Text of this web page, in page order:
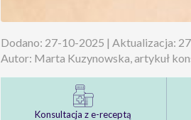
Dodano: 27-10-2025 | Aktualizacja:
Autor: Marta Kuzynowska, artykuł
Konsultacja z e-receptą